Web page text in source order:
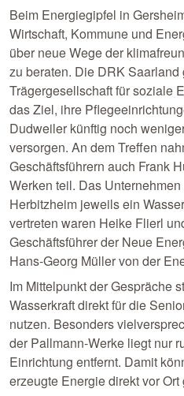
Beim Energiegipfel in
Wirtschaft, Kommune und
über neue Wege der
zu beraten. Die DRK
Trägergesellschaft für soziale
das Ziel, ihre
Dudweiler künftig noch
versorgen. An dem Treffen
Geschäftsführern auch Frank
Werken teil. Das
Herbitzheim jeweils ein
vertreten waren Heike Flierl
Geschäftsführer der Neue
Hans-Georg Müller von der
Im Mittelpunkt der Gespräche
Wasserkraft direkt für die
nutzen. Besonders
der Pallmann-Werke liegt nur
Einrichtung entfernt. Damit
erzeugte Energie direkt vor Ort